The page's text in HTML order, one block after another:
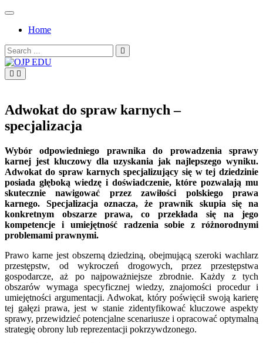
Skip
contentHome
Search
for:
Adwokat do spraw karnych –
specjalizacja
Wybór odpowiedniego prawnika do prowadzenia sprawy
karnej jest kluczowy dla uzyskania jak najlepszego wyniku.
Adwokat do spraw karnych specjalizujący się w tej dziedzinie
posiada głęboką wiedzę i doświadczenie, które pozwalają mu
skutecznie nawigować przez zawiłości polskiego prawa
karnego. Specjalizacja oznacza, że prawnik skupia się na
konkretnym obszarze prawa, co przekłada się na jego
kompetencje i umiejętność radzenia sobie z różnorodnymi
problemami prawnymi.
Prawo karne jest obszerną dziedziną, obejmującą szeroki wachlarz
przestępstw, od wykroczeń drogowych, przez przestępstwa
gospodarcze, aż po najpoważniejsze zbrodnie. Każdy z tych
obszarów wymaga specyficznej wiedzy, znajomości procedur i
umiejętności argumentacji. Adwokat, który poświęcił swoją karierę
tej gałęzi prawa, jest w stanie zidentyfikować kluczowe aspekty
sprawy, przewidzieć potencjalne scenariusze i opracować optymalną
strategię obrony lub reprezentacji pokrzywdzonego.